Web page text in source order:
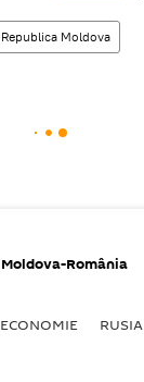
Republica Moldova
Moldova-România
ECONOMIE RUSIA